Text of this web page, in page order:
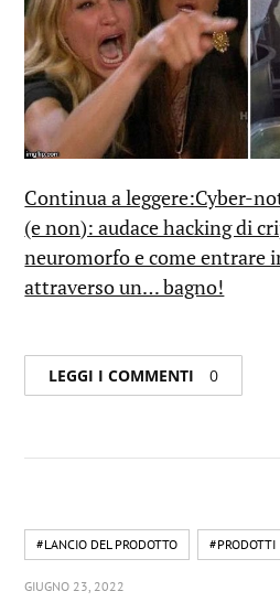
Continua a leggere:Cyber-
(e non): audace hacking di
neuromorfo e come entrare
attraverso un… bagno!
LEGGI I COMMENTI 0
#LANCIO DEL PRODOTTO #PRODOTTI
GIUGNO 23, 2022